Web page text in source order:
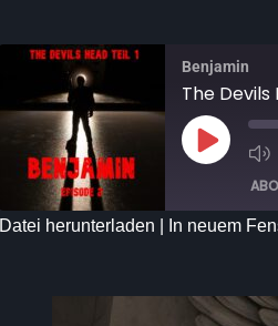
Benjamin
The Devils
Datei herunterladen In neuem